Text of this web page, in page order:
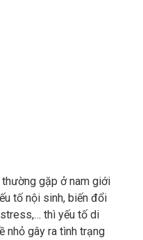
gặp ở nam giới
tố nội sinh, biến đổi
thì yếu tố di
nhỏ gây ra tình trạng